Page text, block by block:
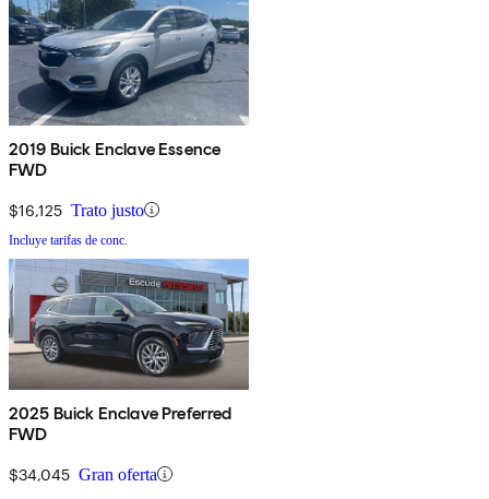
2019 Buick Enclave Essence
FWD
$16,125 Trato justo
Incluye tarifas de conc.
2025 Buick Enclave Preferred
FWD
$34,045 Gran oferta